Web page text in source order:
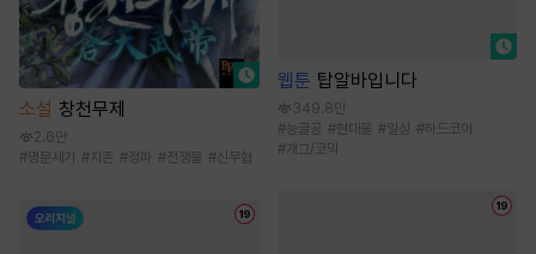
소설 창천무제
2.6만
#명문세가 #지존 #정파 #전쟁물 #신무협
웹툰 탑알바입니다
349.8만
#능글공 #현대물 #일상 #하드코어
#개그/코믹